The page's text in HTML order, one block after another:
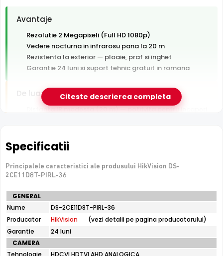
Avantaje
Rezolutie 2 Megapixeli (Full HD 1080p)
Vedere nocturna in infrarosu pana la 20 m
Rezistenta la exterior — ploaie, praf si inghet
Garantie 24 luni si suport tehnic gratuit in romana
De luat in calcul
Distanta IR modesta (20 m) — potrivita pentru incaperi
conecteaza direct la retea
e-Camere.ro recomanda acest produs pentru:
Citeste descrierea completa
Specificatii
Principalele caracteristici ale produsului HikVision DS-
2CE11D8T-PIRL-36
Specificatii
tehnice
HikVision
DS-
2CE11D8T-
PIRL-
36
GENERAL
Nume
DS-2CE11D8T-PIRL-36
Producator
HikVision
(vezi detalii pe pagina producatorului)
Garantie
24 luni
CAMERA
Tehnologie
HDCVI HDTVI AHD ANALOGICA